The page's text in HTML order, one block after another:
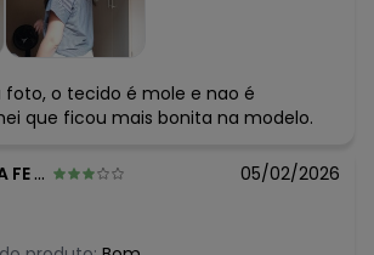
foto, o tecido é mole e nao é
que ficou mais bonita na modelo.
- SP 05/02/2026